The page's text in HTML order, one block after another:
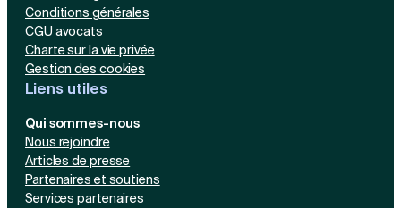
Conditions générales
CGU avocats
Charte sur la vie privée
Gestion des cookies
Liens utiles
Qui sommes-nous
Nous rejoindre
Articles de presse
Partenaires et soutiens
Services partenaires